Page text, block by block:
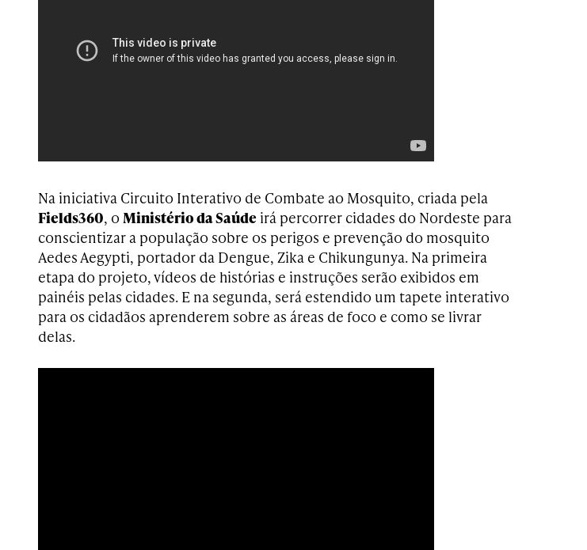
Na iniciativa Circuito Interativo de Combate ao Mosquito, criada pela
Fields360, o Ministério da Saúde irá percorrer cidades do Nordeste para
conscientizar a população sobre os perigos e prevenção do mosquito
Aedes Aegypti, portador da Dengue, Zika e Chikungunya. Na primeira
etapa do projeto, vídeos de histórias e instruções serão exibidos em
painéis pelas cidades. E na segunda, será estendido um tapete interativo
para os cidadãos aprenderem sobre as áreas de foco e como se livrar
delas.